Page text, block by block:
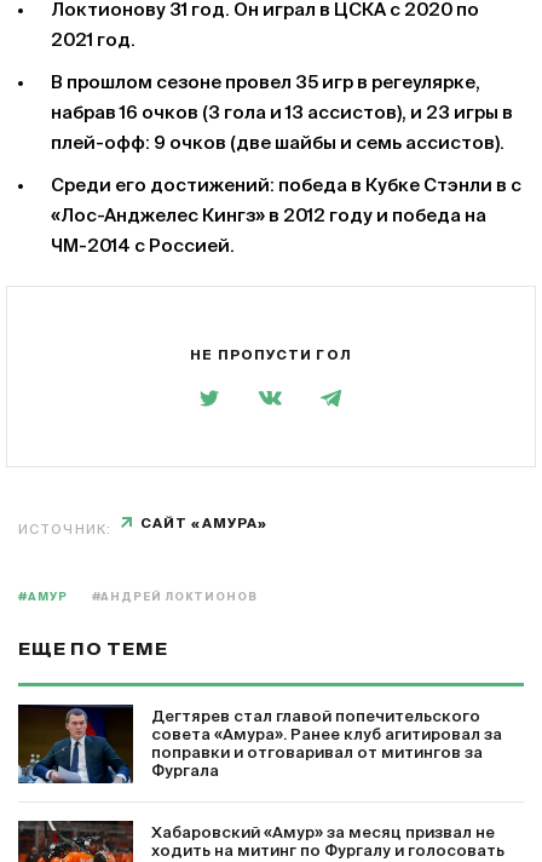
Локтионову 31 год. Он играл в ЦСКА с 2020 по
2021 год.
В прошлом сезоне провел 35 игр в регeулярке,
набрав 16 очков (3 гола и 13 ассистов), и 23 игры в
плей-офф: 9 очков (две шайбы и семь ассистов).
Среди его достижений: победа в Кубке Стэнли в с
«Лос-Анджелес Кингз» в 2012 году и победа на
ЧМ-2014 с Россией.
НЕ ПРОПУСТИ ГОЛ
ИСТОЧНИК: САЙТ «АМУРА»
#АМУР #АНДРЕЙ ЛОКТИОНОВ
ЕЩЕ ПО ТЕМЕ
Дегтярев стал главой попечительского
совета «Амура». Ранее клуб агитировал за
поправки и отговаривал от митингов за
Фургала
Хабаровский «Амур» за месяц призвал не
ходить на митинг по Фургалу и голосовать